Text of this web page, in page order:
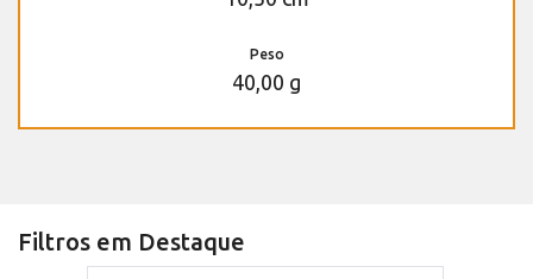
Peso
40,00 g
Filtros em Destaque